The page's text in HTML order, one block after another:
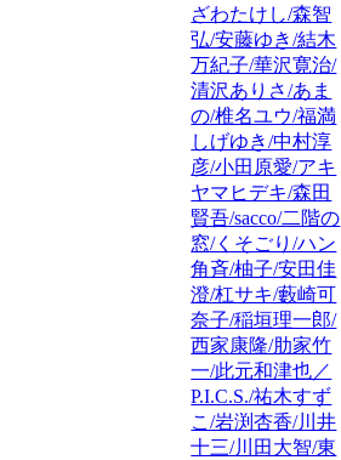
ざわたけし/森智
弘/安藤ゆき/結木
万紀子/華沢寛治/
清沢ありさ/あま
の/椎名ユウ/福満
しげゆき/中村淳
彦/小田原愛/アキ
ヤマヒデキ/森田
賢吾/sacco/二階の
窓/くそごり/ハン
角斉/柚子/安田佳
澄/杠サキ/藪崎可
奈子/稲垣理一郎/
西家康隆/肋家竹
一/此元和津也／
P.I.C.S./祐木すず
こ/岩渕杏香/川井
十三/川田大智/東